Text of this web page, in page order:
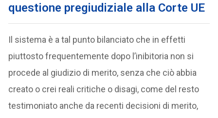
questione pregiudiziale alla Corte UE
Il sistema è a tal punto bilanciato che in effetti
piuttosto frequentemente dopo l’inibitoria non si
procede al giudizio di merito, senza che ciò abbia
creato o crei reali critiche o disagi, come del resto
testimoniato anche da recenti decisioni di merito,